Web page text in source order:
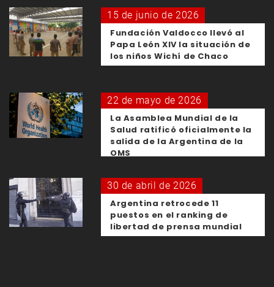
15 de junio de 2026
Fundación Valdocco llevó al
Papa León XIV la situación de
los niños Wichí de Chaco
22 de mayo de 2026
La Asamblea Mundial de la
Salud ratificó oficialmente la
salida de la Argentina de la
OMS
30 de abril de 2026
Argentina retrocede 11
puestos en el ranking de
libertad de prensa mundial